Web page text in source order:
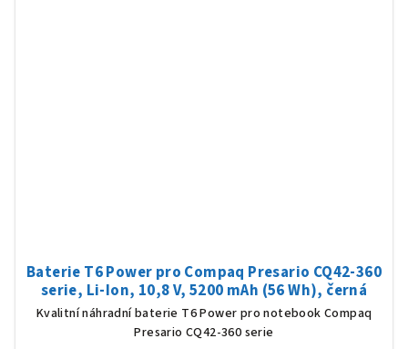
Baterie T6 Power pro Compaq Presario CQ42-360
serie, Li-Ion, 10,8 V, 5200 mAh (56 Wh), černá
Kvalitní náhradní baterie T6 Power pro notebook Compaq
Presario CQ42-360 serie